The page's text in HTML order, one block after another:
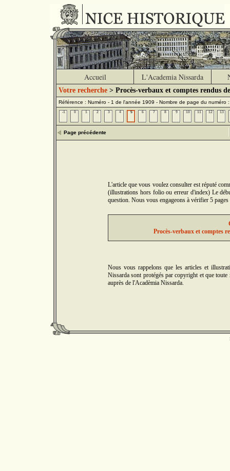
Accueil L'Academia Nissarda
Votre recherche > Procès-verbaux et comptes rendus
Référence : Numéro - 1 de l'année 1909 - Nombre de page du numéro
-1 0 1 2 3 4 5 6 7 8 9 10 11 12 13
Page précédente
L'article que vous voulez consulter est réputé
(illustrations hors folio ou erreur d'index) Le
question. Nous vous engageons à vérifier 5
Procès-verbaux et comptes
Nous vous rappelons que les articles et
Nissarda sont protégés par copyright et que
auprès de l'Acadèmia Nissarda.